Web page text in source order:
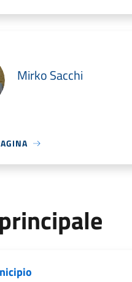
Mirko Sacchi